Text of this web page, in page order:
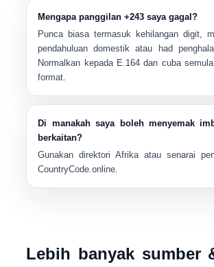
Mengapa panggilan +243 saya gagal?
Punca biasa termasuk kehilangan digit,
pendahuluan domestik atau had
Normalkan kepada E.164 dan cuba
format.
Di manakah saya boleh menyemak
berkaitan?
Gunakan direktori Afrika atau senarai
CountryCode.online.
Lebih banyak sumber